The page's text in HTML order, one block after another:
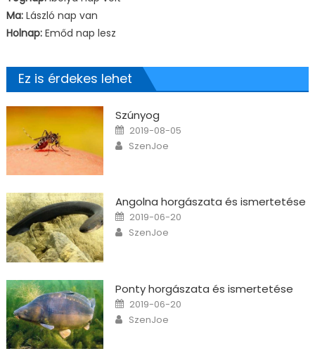
Ma: László nap van
Holnap: Emőd nap lesz
Ez is érdekes lehet
Szúnyog
Posted on
2019-08-05
Author
SzenJoe
Angolna horgászata és ismertetése
Posted on
2019-06-20
Author
SzenJoe
Ponty horgászata és ismertetése
Posted on
2019-06-20
Author
SzenJoe